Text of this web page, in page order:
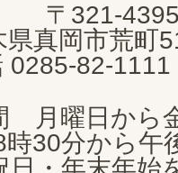
CITY
〒321-
県真岡市荒町
0285-82-1111
月曜日から
時30分から午